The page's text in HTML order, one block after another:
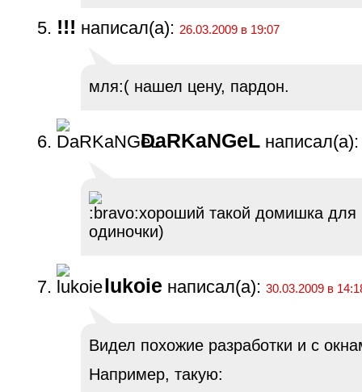
!!! написал(а): 26.03.2009 в 19:07
мля:( нашел цену, пардон.
DaRKaNGeL написал(а):
хороший такой домишка для
одиночки)
lukoie написал(а): 30.03.2009 в
Видел похожие разработки и с
Например, такую: